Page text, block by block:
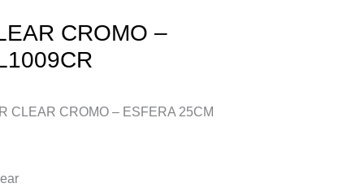
CROMO –
CLEAR CROMO – ESFERA 25CM